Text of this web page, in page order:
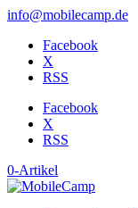
info@mobilecamp.de
Facebook
X
RSS
Facebook
X
RSS
0-Artikel